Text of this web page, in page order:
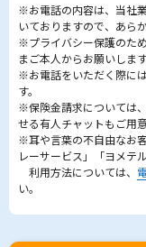
※お電話の内容は、当社
いておりますので、あら
※プライバシー保護のた
まご本人からお願いします
※お電話をいただく際に
す。
※保険金請求については
せる有人チャットもご用
※耳や言葉の不自由なお
レーサービス」「ヨメテ
利用方法については、
い。